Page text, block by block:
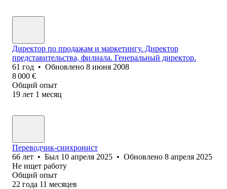
Директор по продажам и маркетингу. Директор
представительства, филиала. Генеральный директор.
61 год • Обновлено 8 июня 2008
8 000 €
Общий опыт
19 лет 1 месяц
Переводчик-синхронист
66 лет • Был 10 апреля 2025 • Обновлено 8 апреля 2025
Не ищет работу
Общий опыт
22 года 11 месяцев